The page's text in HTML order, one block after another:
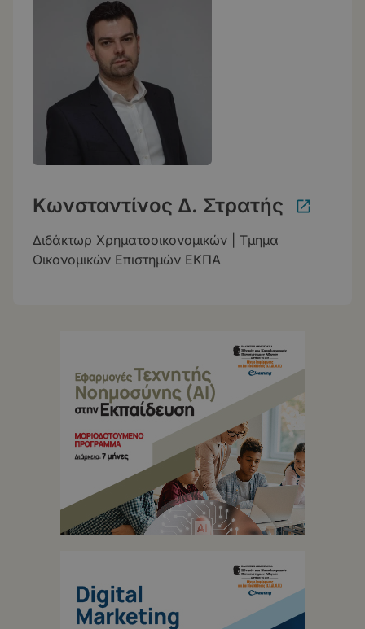
Κωνσταντίνος Δ. Στρατής
Διδάκτωρ Χρηματοοικονομικών | Τμημα
Οικονομικών Επιστημών ΕΚΠΑ